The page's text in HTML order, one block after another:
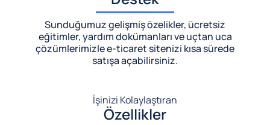
Sunduğumuz gelişmiş özelikler, ücretsiz
eğitimler, yardım dokümanları ve uçtan uca
çözümlerimizlee-ticaret sitenizi kısa sürede
satışa açabilirsiniz.
İşinizi Kolaylaştıran
Özellikler